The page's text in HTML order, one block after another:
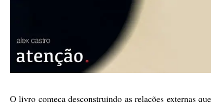
O livro começa desconstruindo as relações externas que